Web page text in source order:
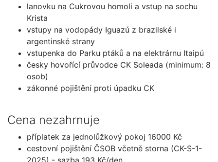
lanovku na Cukrovou homoli a vstup na sochu
Krista
vstupy na vodopády Iguazú z brazilské i
argentinské strany
vstupenka do Parku ptáků a na elektrárnu Itaipú
česky hovořící průvodce CK Soleada (minimum: 8
osob)
zákonné pojištění proti úpadku CK
Cena nezahrnuje
příplatek za jednolůžkový pokoj 16000 Kč
cestovní pojištění ČSOB včetně storna (CK-S-1-
2025) - sazba 193 Kč/den